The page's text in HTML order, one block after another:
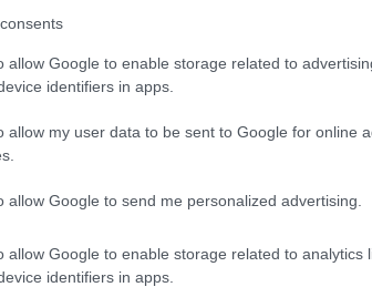
allow Google to enable storage related to
identifiers in apps.
allow my user data to be sent to Google for online
allow Google to send me personalized advertising.
allow Google to enable storage related to analytics
identifiers in apps.
της πήγαμε μια τηλεόραση
τί γινόταν. Είχε στεναχωρηθεί.
εφιάλτες, δεν μπορούσε να το
επεισόδιο. Κυρία πρόεδρε,
, είπε η μάρτυρας και
κι η Φρόσω.Ήταν ένα μεγάλο
σε ένα τραπεζάκι και έκατσαν
γρουσουζιά» εξήγησε,
είχε καταναλώσει μεγάλες